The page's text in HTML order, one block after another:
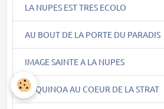
LA NUPES EST TRES ECOLO
AU BOUT DE LA PORTE DU PARADIS
IMAGE SAINTE A LA NUPES
LE QUINOA AU COEUR DE LA STRAT